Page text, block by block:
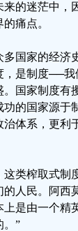
来的迷茫中
痛点。
多国家的经
是制度──
国家制度
的国家源于
体系，更利
类榨取式
人民。阿西
是由一个
。”